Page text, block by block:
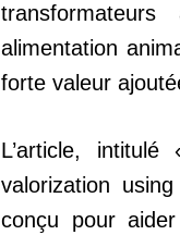
alimentation
forte valeur
L’article,
valorization
conçu pour